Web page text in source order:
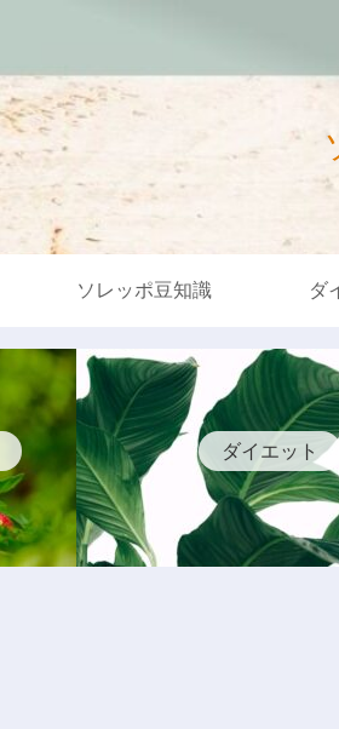
ソレッポ豆知識 ダ
ダイエット